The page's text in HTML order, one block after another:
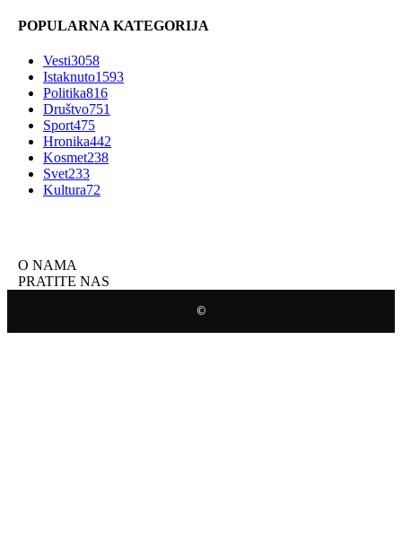
POPULARNA KATEGORIJA
Vesti3058
Istaknuto1593
Politika816
Društvo751
Sport475
Hronika442
Kosmet238
Svet233
Kultura72
O NAMA
PRATITE NAS
©